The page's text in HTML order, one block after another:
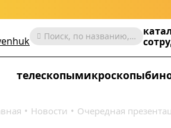
Поиск, по названию, артикулу, категории и др.
телескопымикроскопы
Новости Очередная